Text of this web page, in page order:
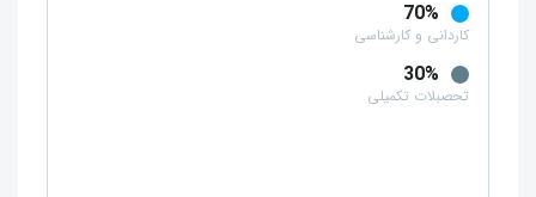
70%
کاردانی و کارشناسی
30%
تحصبلات تکمیلی